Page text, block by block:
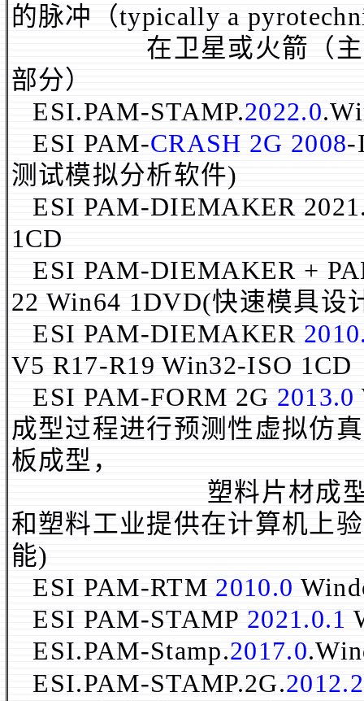
的脉冲（typically a
在卫星或火箭（主要
部分）
ESI.PAM-STAMP.2022.0
ESI PAM-CRASH 2G 2008-
测试模拟分析软件)
ESI PAM-DIEMAKER
1CD
ESI PAM-DIEMAKER +
22 Win64 1DVD(快速模具设
ESI PAM-DIEMAKER
V5 R17-R19 Win32-ISO 1CD
ESI PAM-FORM 2G 2013.0
成型过程进行预测性虚拟仿
板成型，
塑料片材成型和纺
和塑料工业提供在计算机上
能)
ESI PAM-RTM 2010.0
ESI PAM-STAMP 2021.0.1
ESI.PAM-Stamp.2017.0
ESI.PAM-STAMP.2G.2012.2